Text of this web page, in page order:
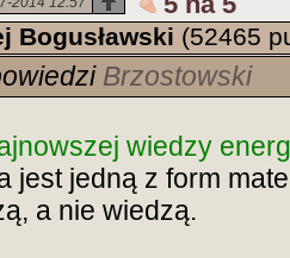
Bogusławski (52465
Brzostowski
wiedzy
jest jedną z form
a nie wiedzą.